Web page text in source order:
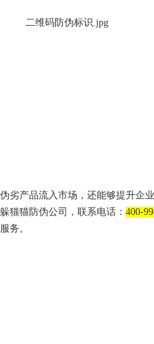
产品流入市场，还能够提升企
猫猫防伪公司，联系电话： 400-
务。